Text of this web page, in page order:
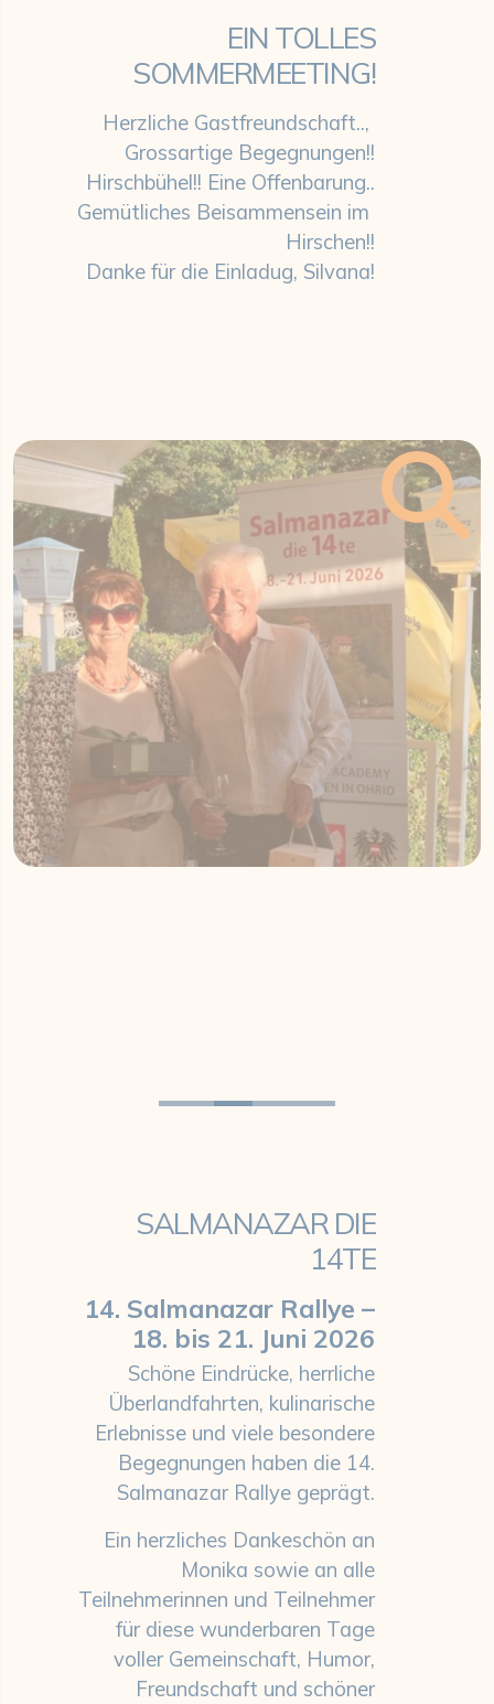
EIN TOLLES
SOMMERMEETING!
Herzliche Gastfreundschaft..,
Grossartige Begegnungen!!
Hirschbühel!! Eine Offenbarung..
Gemütliches Beisammensein im
Hirschen!!
Danke für die Einladug, Silvana!
SALMANAZAR DIE
14TE
14. Salmanazar Rallye –
18. bis 21. Juni 2026
Schöne Eindrücke, herrliche
Überlandfahrten, kulinarische
Erlebnisse und viele besondere
Begegnungen haben die 14.
Salmanazar Rallye geprägt.
Ein herzliches Dankeschön an
Monika sowie an alle
Teilnehmerinnen und Teilnehmer
für diese wunderbaren Tage
voller Gemeinschaft, Humor,
Freundschaft und schöner